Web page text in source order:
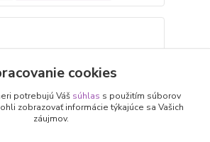
cookies
potrebujú Váš súhlas s použitím súborov
zobrazovať informácie týkajúce sa Vašich
záujmov.